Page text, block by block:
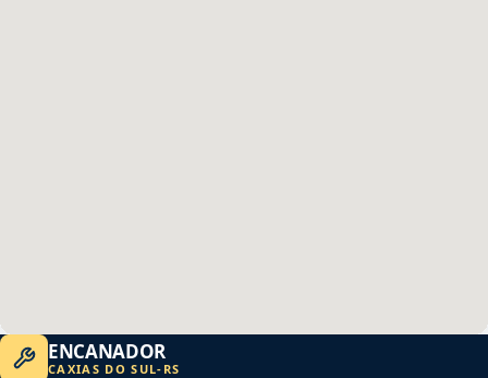
ENCANADOR
CAXIAS DO SUL- RS